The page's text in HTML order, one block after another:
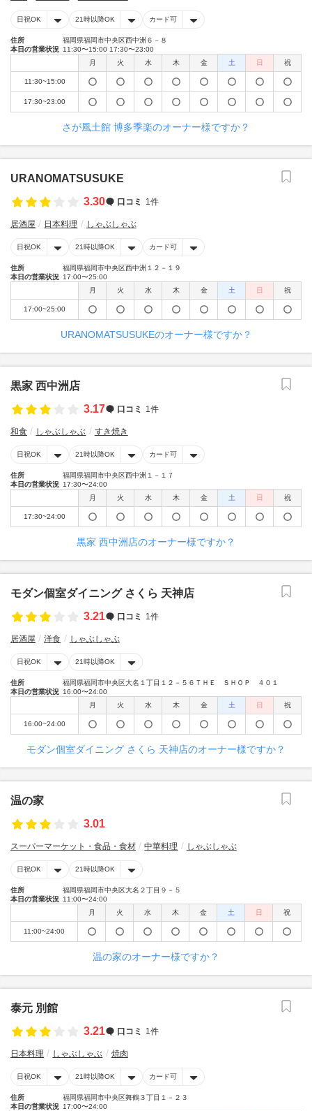
日祝OK 21時以降OK カード可
住所
福岡県福岡市中央区西中洲６－８
本日の営業状況 11:30〜15:00 17:30〜23:00
月
火 水 木 金 土 日 祝
11:30~15:00
17:30~23:00
さが風土館 博多季楽のオーナー様ですか？
URANOMATSUSUKE
3.30
口コミ 1件
居酒屋 日本料理 しゃぶしゃぶ
日祝OK 21時以降OK カード可
住所
福岡県福岡市中央区西中洲１２－１９
本日の営業状況 17:00〜25:00
月
火 水 木 金 土 日 祝
17:00~25:00
URANOMATSUSUKEのオーナー様ですか？
黒家 西中洲店
3.17
口コミ 1件
和食 しゃぶしゃぶ すき焼き
日祝OK 21時以降OK カード可
住所
福岡県福岡市中央区西中洲１－１７
本日の営業状況 17:30〜24:00
月
火 水 木 金 土 日 祝
17:30~24:00
黒家 西中洲店のオーナー様ですか？
モダン個室ダイニング さくら 天神店
3.21
口コミ 1件
居酒屋 洋食 しゃぶしゃぶ
日祝OK 21時以降OK
住所
福岡県福岡市中央区大名１丁目１２－５６ＴＨＥ ＳＨＯＰ ４０１
本日の営業状況 16:00〜24:00
月
火 水 木 金 土 日 祝
16:00~24:00
モダン個室ダイニング さくら 天神店のオーナー様ですか？
温の家
3.01
スーパーマーケット・食品・食材 中華料理 しゃぶしゃぶ
日祝OK 21時以降OK
住所
福岡県福岡市中央区大名２丁目９－５
本日の営業状況 11:00〜24:00
月
火 水 木 金 土 日 祝
11:00~24:00
温の家のオーナー様ですか？
泰元 別館
3.21
口コミ 1件
日本料理 しゃぶしゃぶ 焼肉
日祝OK 21時以降OK カード可
住所
福岡県福岡市中央区舞鶴３丁目１－２３
本日の営業状況 17:00〜24:00